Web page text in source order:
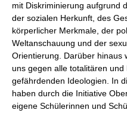
mit Diskriminierung aufgrund
der sozialen Herkunft, des
körperlicher Merkmale, der
Weltanschauung und der
Orientierung. Darüber hinaus
uns gegen alle totalitären und
gefährdenden Ideologien. In
haben durch die Initiative
eigene Schülerinnen und